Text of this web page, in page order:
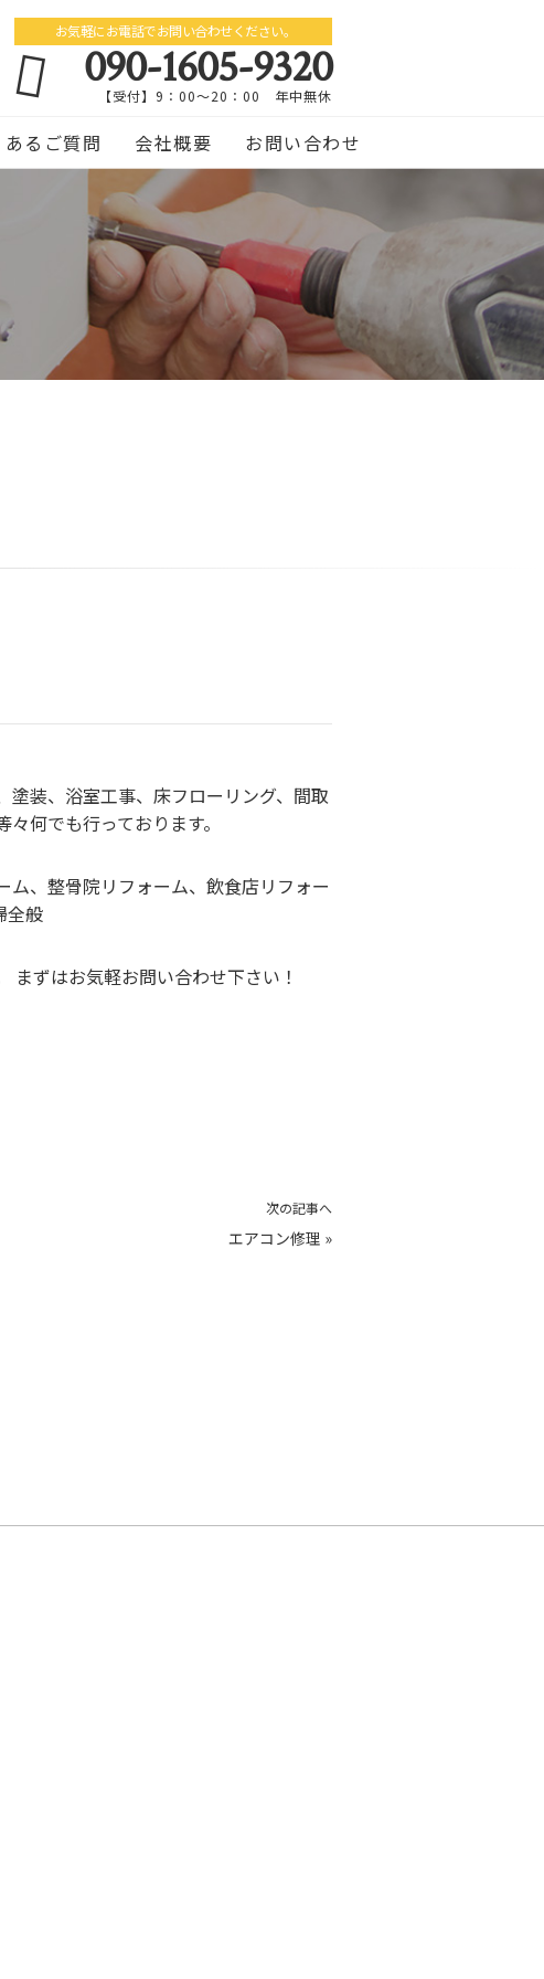
お気軽にお電話でお問い合わせください。
090-1605-9320
【受付】9：00～20：00 年中無休
あるご質問 会社概要 お問い合わせ
装、浴室工事、床フローリング、間取
何でも行っております。
、整骨院リフォーム、飲食店リフォー
全般
まずはお気軽お問い合わせ下さい！
次の記事へ
エアコン修理 »